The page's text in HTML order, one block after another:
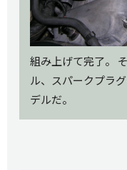
組み上げて完了。
ル、スパークプラ
デルだ。